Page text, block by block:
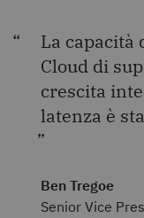
La capacità
Cloud di
crescita
latenza è
Ben Tregoe
Senior Vice